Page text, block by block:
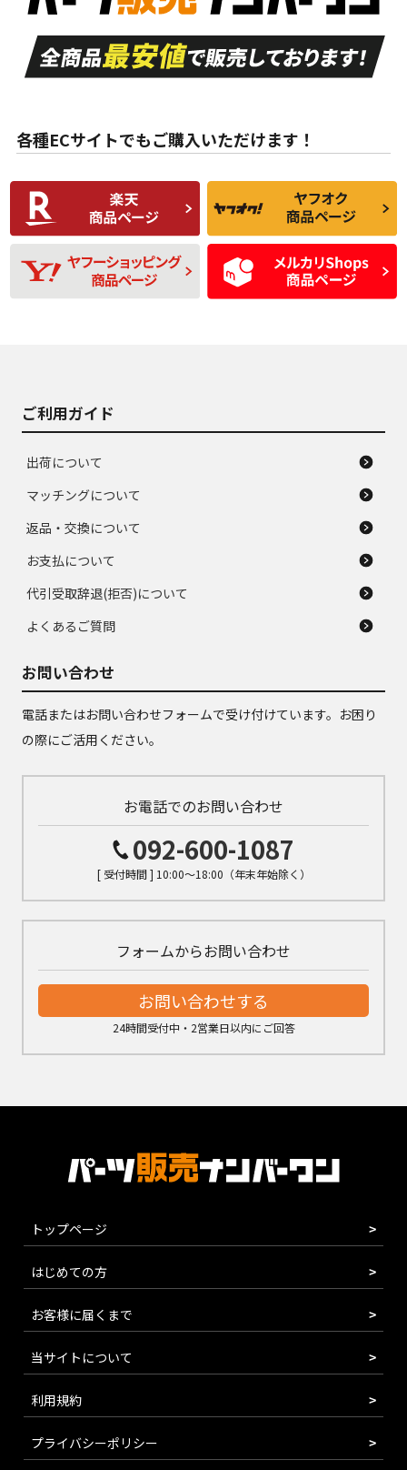
A
走行距離も少なく、
目立つ傷もほとんど
ない中古品
A
走行距離も少なく、
非常に状態の良い中
古品
な中古品
んどない中古品
C
比較的きれいな中古
品
C
られるが、使用に問
題のない中古品
D
使用感や目立つ傷が
あり、一般的な中古
品
D
残り溝も少なく、偏
磨耗がみられ、短期
間使用できるくらい
の中古品
各種ECサイトでもご購入いただけます！
ご利用ガイド
出荷について
マッチングについて
返品・交換について
お支払について
代引受取辞退(拒否)について
よくあるご質問
お問い合わせ
電話またはお問い合わせフォームで受け付けています。お困り
の際にご活用ください。
お電話でのお問い合わせ
092-600-1087
[ 受付時間 ] 10:00～18:00（年末年始除く）
フォームからお問い合わせ
お問い合わせする
24時間受付中・2営業日以内にご回答
トップページ
はじめての方
お客様に届くまで
当サイトについて
利用規約
プライバシーポリシー